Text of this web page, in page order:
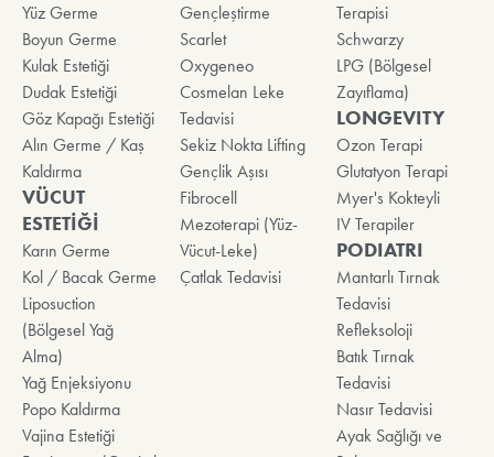
Yüz Germe
Boyun Germe
Kulak Estetiği
Dudak Estetiği
Göz Kapağı Estetiği
Alın Germe / Kaş
Kaldırma
VÜCUT
ESTETİĞİ
Karın Germe
Kol / Bacak Germe
Liposuction
(Bölgesel Yağ
Alma)
Yağ Enjeksiyonu
Popo Kaldırma
Vajina Estetiği
Gençleştirme
Scarlet
Oxygeneo
Cosmelan Leke
Tedavisi
Sekiz Nokta Lifting
Gençlik Aşısı
Fibrocell
Mezoterapi (Yüz-
Vücut-Leke)
Çatlak Tedavisi
Terapisi
Schwarzy
LPG (Bölgesel
Zayıflama)
LONGEVITY
Ozon Terapi
Glutatyon Terapi
Myer's Kokteyli
IV Terapiler
PODIATRI
Mantarlı Tırnak
Tedavisi
Refleksoloji
Batık Tırnak
Tedavisi
Nasır Tedavisi
Ayak Sağlığı ve